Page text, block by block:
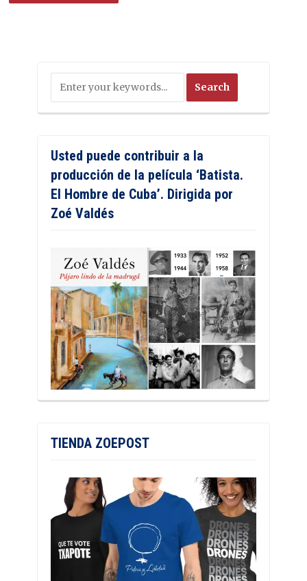
Usted puede contribuir a la
producción de la película ‘Batista.
El Hombre de Cuba’. Dirigida por
Zoé Valdés
TIENDA ZOEPOST